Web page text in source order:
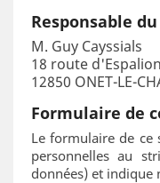
Responsable
M. Guy Cayssials
18 route d'Espalion
12850 ONET-LE-
Formulaire de
Le formulaire de ce
personnelles au
données) et indique